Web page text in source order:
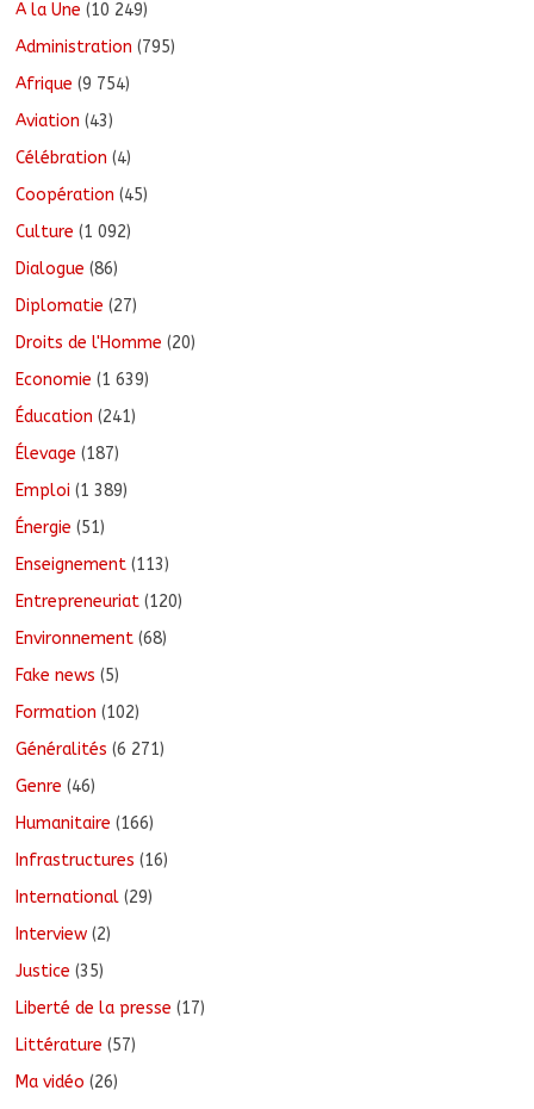
A la Une (10 249)
Administration (795)
Afrique (9 754)
Aviation (43)
Célébration (4)
Coopération (45)
Culture (1 092)
Dialogue (86)
Diplomatie (27)
Droits de l'Homme (20)
Economie (1 639)
Éducation (241)
Élevage (187)
Emploi (1 389)
Énergie (51)
Enseignement (113)
Entrepreneuriat (120)
Environnement (68)
Fake news (5)
Formation (102)
Généralités (6 271)
Genre (46)
Humanitaire (166)
Infrastructures (16)
International (29)
Interview (2)
Justice (35)
Liberté de la presse (17)
Littérature (57)
Ma vidéo (26)